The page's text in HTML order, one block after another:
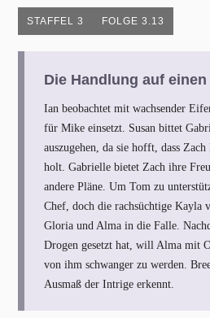
STAFFEL 3 FOLGE 3.13
Die Handlung auf
Ian beobachtet mit wachsender
für Mike einsetzt. Susan bittet
auszugehen, da sie hofft, dass
holt. Gabrielle bietet Zach ihre
andere Pläne. Um Tom zu
Chef, doch die rachsüchtige Kayla
Gloria und Alma in die Falle.
Drogen gesetzt hat, will Alma mit
von ihm schwanger zu werden.
Ausmaß der Intrige erkennt.